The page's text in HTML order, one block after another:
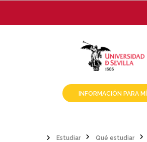
contenido
INFORMACIÓN PARA MÍ
Estudiar Qué estudiar